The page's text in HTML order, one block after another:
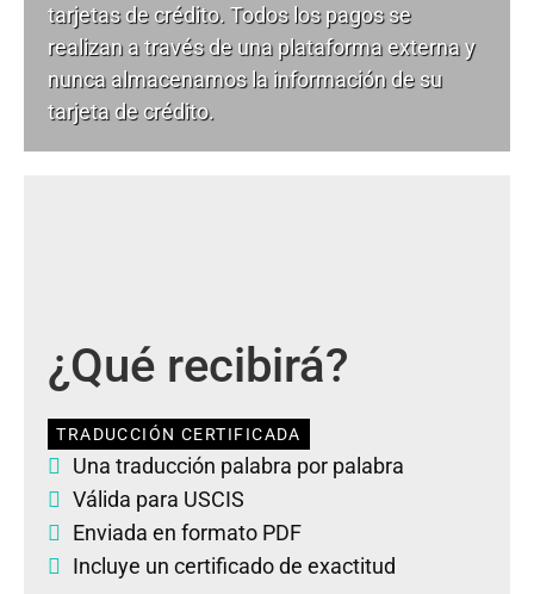
tarjetas de crédito. Todos los pagos se
realizan a través de una plataforma externa y
nunca almacenamos la información de su
tarjeta de crédito.
¿Qué recibirá?
TRADUCCIÓN CERTIFICADA
Una traducción palabra por palabra
Válida para USCIS
Enviada en formato PDF
Incluye un certificado de exactitud